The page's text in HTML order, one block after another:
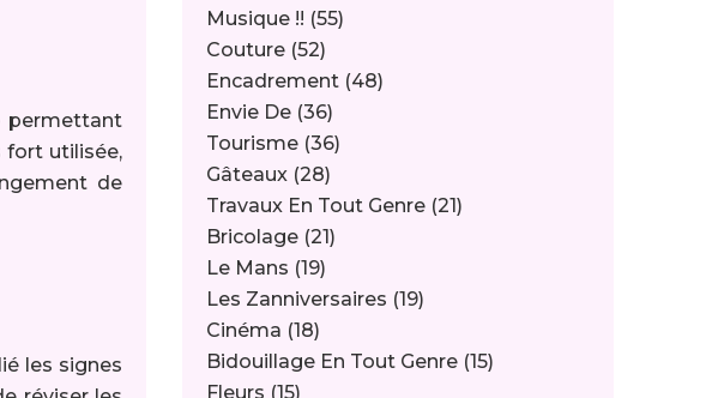
permettant
fort utilisée,
de
les signes
Musique !! (55)
Couture (52)
Encadrement (48)
Envie De (36)
Tourisme (36)
Gâteaux (28)
Travaux En Tout Genre (21)
Bricolage (21)
Le Mans (19)
Les Zanniversaires (19)
Cinéma (18)
Bidouillage En Tout Genre (15)
Fleurs (15)